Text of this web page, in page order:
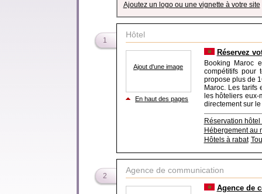
Ajoutez un logo ou une vignette à votre site
1
Hôtel
Ajout d'une image
En haut des pages
Réservez
Booking Maroc
compétitifs pour
propose plus de
Maroc. Les tarifs
les hôteliers
directement sur
Réservation hôtel
Hébergement au
Hôtels à rabat
2
Agence de communication
Agence de